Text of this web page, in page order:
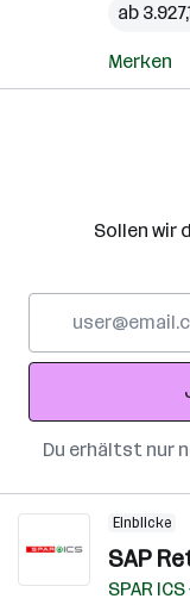
ab
Merken
Sollen wir
Adresse
Du erhältst nur
Einblicke
SAP
SPAR